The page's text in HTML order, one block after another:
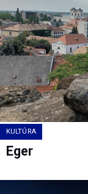
KULTÚRA
Eger